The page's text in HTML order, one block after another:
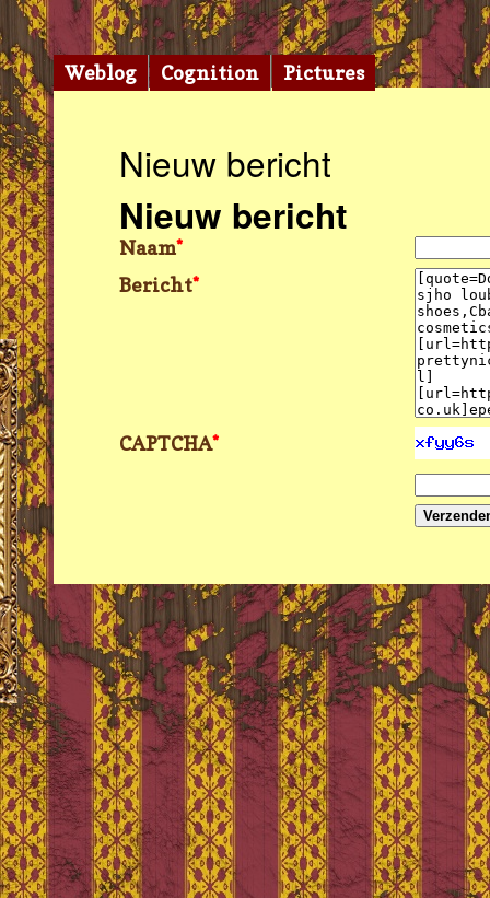
Nieuw bericht
Nieuw bericht
Naam*
Bericht*
CAPTCHA*
Weblog Cognition Pictures